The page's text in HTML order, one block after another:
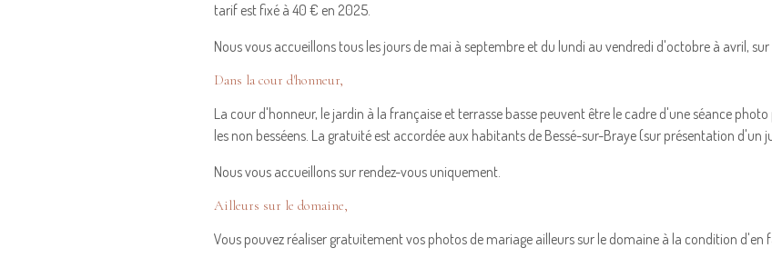
tarif est fixé à 40 € en 2025.
Nous vous accueillons tous les jours de mai à septembre et du lundi au vendredi d'octobre à avril,
Dans la cour d'honneur,
La cour d'honneur, le jardin à la française et terrasse basse peuvent être le cadre d'une séance
les non besséens. La gratuité est accordée aux habitants de Bessé-sur-Braye (sur présentation d'un
Nous vous accueillons sur rendez-vous uniquement.
Ailleurs sur le domaine,
Vous pouvez réaliser gratuitement vos photos de mariage ailleurs sur le domaine à la condition d'en